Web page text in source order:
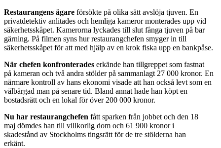
Restaurangens ägare försökte på olika sätt avslöja tjuven. En
privatdetektiv anlitades och hemliga kameror monterades upp vid
säkerhetsskåpet. Kamerorna lyckades till slut fånga tjuven på bar
gärning. På filmen syns hur restaurangchefen smyger in till
säkerhetsskåpet för att med hjälp av en krok fiska upp en bankpåse.
När chefen konfronterades erkände han tillgreppet som fastnat
på kameran och två andra stölder på sammanlagt 27 000 kronor. En
närmare kontroll av hans ekonomi visade att han också levt som en
välbärgad man på senare tid. Bland annat hade han köpt en
bostadsrätt och en lokal för över 200 000 kronor.
Nu har restaurangchefen fått sparken från jobbet och den 18
maj dömdes han till villkorlig dom och 61 900 kronor i
skadestånd av Stockholms tingsrätt för de tre stölderna han
erkänt.